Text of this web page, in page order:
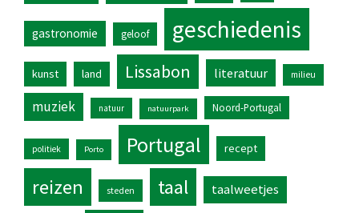
gastronomie geloof geschiedenis
kunst land Lissabon literatuur milieu
muziek natuur natuurpark Noord-Portugal
politiek Porto Portugal recept
reizen steden taal taalweetjes